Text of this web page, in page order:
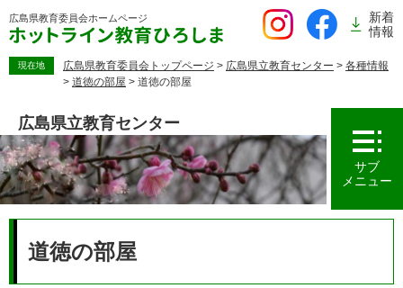
ー
す。
広島県教育委員会ホームページ
新着
情報
現在地 広島県教育委員会トップページ > 広島県立教育センター > 各種情報
> 道徳の部屋 > 道徳の部屋
広島県立教育センター
サブ
メニュー
道徳の部屋